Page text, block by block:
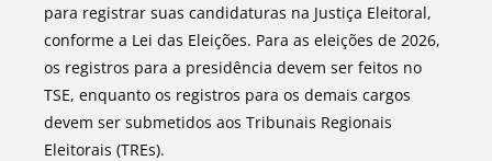
para registrar suas candidaturas na Justiça Eleitoral,
conforme a Lei das Eleições. Para as eleições de 2026,
os registros para a presidência devem ser feitos no
TSE, enquanto os registros para os demais cargos
devem ser submetidos aos Tribunais Regionais
Eleitorais (TREs).